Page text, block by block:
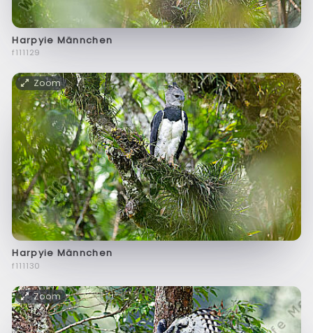
Harpyie Männchen
f111129
Zoom
Harpyie Männchen
f111130
Zoom